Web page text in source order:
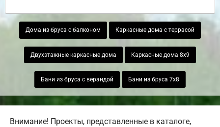
Дома из бруса с балконом Каркасные дома с террасой
Двухэтажные каркасные дома Каркасные дома 8х9
Бани из бруса с верандой Бани из бруса 7х8
Внимание! Проекты, представленные в каталоге,